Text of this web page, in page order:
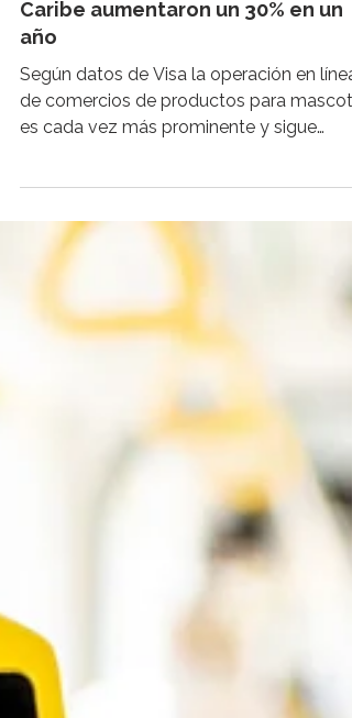
Mascotas en Latinoamérica y el
Caribe aumentaron un 30% en un
año
Según datos de Visa la operación en línea
de comercios de productos para
creciendo en...